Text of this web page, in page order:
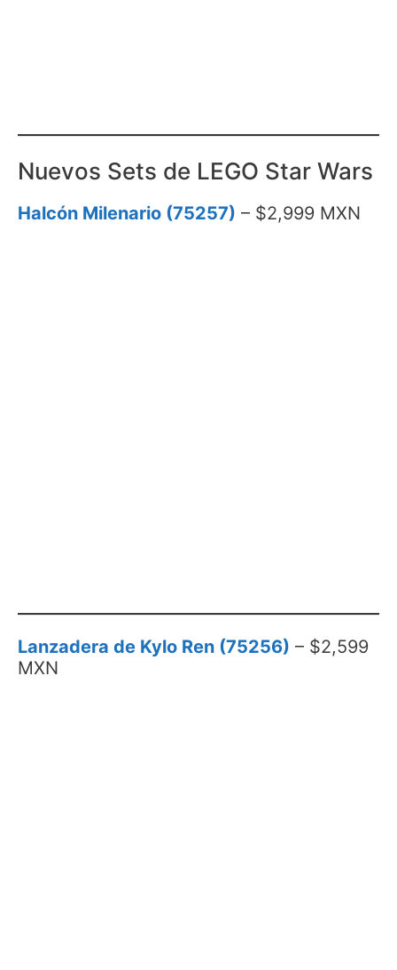
Nuevos Sets de LEGO Star Wars
Halcón Milenario (75257) – $2,999 MXN
Lanzadera de Kylo Ren (75256) – $2,599
MXN